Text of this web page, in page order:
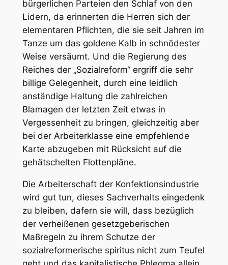
bürgerlichen Parteien den Schlaf von den
Lidern, da erinnerten die Herren sich der
elementaren Pflichten, die sie seit Jahren im
Tanze um das goldene Kalb in schnödester
Weise versäumt. Und die Regierung des
Reiches der „Sozialreform“ ergriff die sehr
billige Gelegenheit, durch eine leidlich
anständige Haltung die zahlreichen
Blamagen der letzten Zeit etwas in
Vergessenheit zu bringen, gleichzeitig aber
bei der Arbeiterklasse eine empfehlende
Karte abzugeben mit Rücksicht auf die
gehätschelten Flottenpläne.
Die Arbeiterschaft der Konfektionsindustrie
wird gut tun, dieses Sachverhalts eingedenk
zu bleiben, dafern sie will, dass bezüglich
der verheißenen gesetzgeberischen
Maßregeln zu ihrem Schutze der
sozialreformerische spiritus nicht zum Teufel